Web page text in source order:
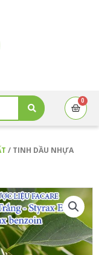
0
Cart
/ TINH DẦU NHỰA